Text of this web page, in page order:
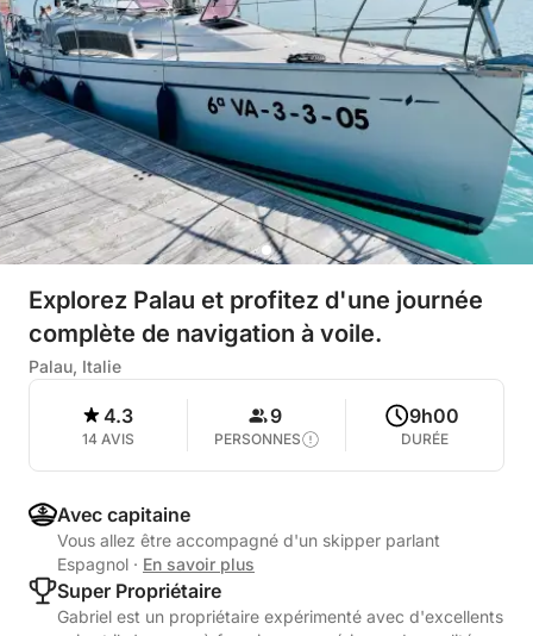
Explorez Palau et profitez d'une journée
complète de navigation à voile.
Palau, Italie
4.3
14 AVIS
9
PERSONNES
9h00
DURÉE
Avec capitaine
Vous allez être accompagné d'un skipper parlant
Espagnol · En savoir plus
Super Propriétaire
Gabriel est un propriétaire expérimenté avec d'excellents